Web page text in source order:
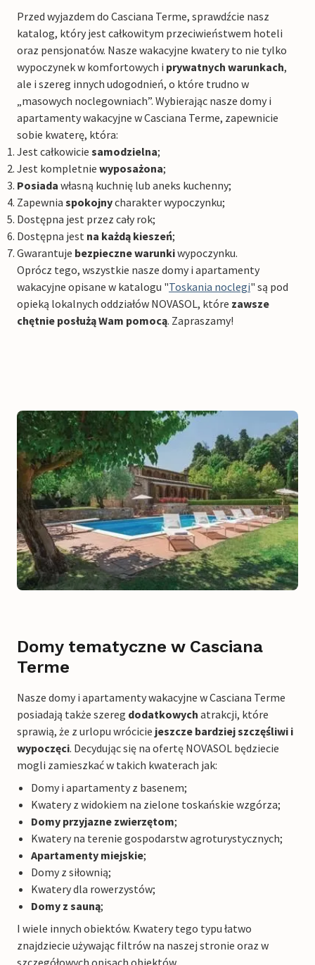
Przed wyjazdem do Casciana Terme, sprawdźcie nasz
katalog, który jest całkowitym przeciwieństwem hoteli
oraz pensjonatów. Nasze wakacyjne kwatery to nie tylko
wypoczynek w komfortowych i prywatnych warunkach,
ale i szereg innych udogodnień, o które trudno w
„masowych noclegowniach”. Wybierając nasze domy i
apartamenty wakacyjne w Casciana Terme, zapewnicie
sobie kwaterę, która:
Jest całkowicie samodzielna;
Jest kompletnie wyposażona;
Posiada własną kuchnię lub aneks kuchenny;
Zapewnia spokojnycharakter wypoczynku;
Dostępna jest przez cały rok;
Dostępna jest na każdą kieszeń;
Gwarantuje bezpieczne warunkiwypoczynku.
Oprócz tego, wszystkie nasze domy i apartamenty
wakacyjne opisane w katalogu "Toskania noclegi" są pod
opieką lokalnych oddziałów NOVASOL, które zawsze
chętnie posłużą Wam pomocą. Zapraszamy!
Domy tematyczne w Casciana
Terme
Nasze domy i apartamenty wakacyjne w Casciana Terme
posiadają także szereg dodatkowych atrakcji, które
sprawią, że z urlopu wrócicie jeszcze bardziej szczęśliwi i
wypoczęci. Decydując się na ofertę NOVASOL będziecie
mogli zamieszkać w takich kwaterach jak:
Domy i apartamenty z basenem;
Kwatery z widokiem na zielone toskańskie wzgórza;
Domy przyjazne zwierzętom;
Kwatery na terenie gospodarstw agroturystycznych;
Apartamenty miejskie;
Domy z siłownią;
Kwatery dla rowerzystów;
Domy z sauną;
I wiele innych obiektów. Kwatery tego typu łatwo
znajdziecie używając filtrów na naszej stronie oraz w